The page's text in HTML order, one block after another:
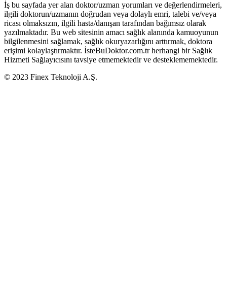
İş bu sayfada yer alan doktor/uzman yorumları ve değerlendirmeleri,
ilgili doktorun/uzmanın doğrudan veya dolaylı emri, talebi ve/veya
ricası olmaksızın, ilgili hasta/danışan tarafından bağımsız olarak
yazılmaktadır. Bu web sitesinin amacı sağlık alanında kamuoyunun
bilgilenmesini sağlamak, sağlık okuryazarlığını arttırmak, doktora
erişimi kolaylaştırmaktır. İsteBuDoktor.com.tr herhangi bir Sağlık
Hizmeti Sağlayıcısını tavsiye etmemektedir ve desteklememektedir.
© 2023 Finex Teknoloji A.Ş.